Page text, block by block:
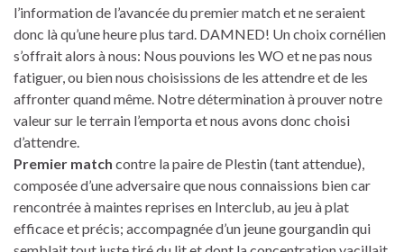
l’information de l’avancée du premier match et ne seraient
donc là qu’une heure plus tard. DAMNED! Un choix cornélien
s’offrait alors à nous: Nous pouvions les WO et ne pas nous
fatiguer, ou bien nous choisissions de les attendre et de les
affronter quand même. Notre détermination à prouver notre
valeur sur le terrain l’emporta et nous avons donc choisi
d’attendre.
Premier match contre la paire de Plestin (tant attendue),
composée d’une adversaire que nous connaissions bien car
rencontrée à maintes reprises en Interclub, au jeu à plat
efficace et précis; accompagnée d’un jeune gourgandin qui